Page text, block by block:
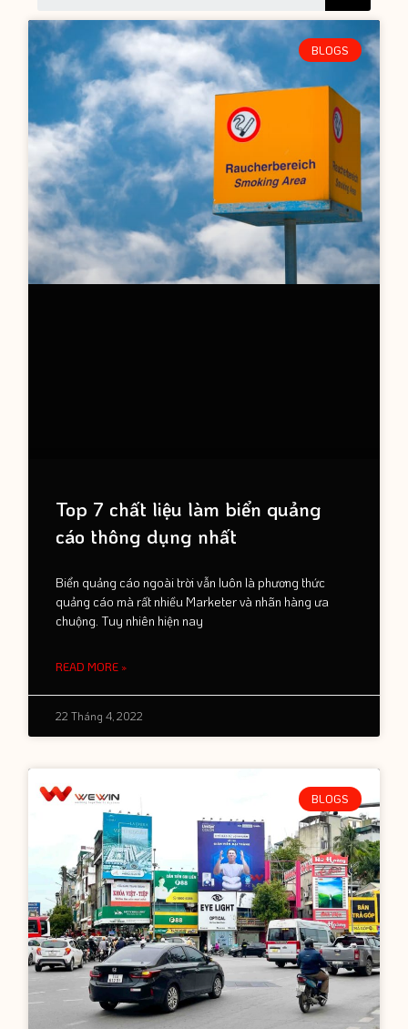
BLOGS
Top 7 chất liệu làm biển quảng
cáo thông dụng nhất
Biển quảng cáo ngoài trời vẫn luôn là phương thức
quảng cáo mà rất nhiều Marketer và nhãn hàng ưa
chuộng. Tuy nhiên hiện nay
READ MORE »
22 Tháng 4, 2022
BLOGS